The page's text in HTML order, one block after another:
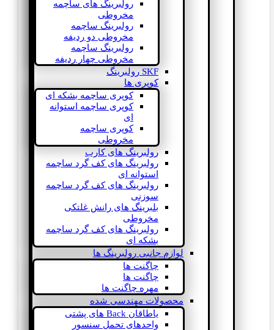
رولبرینگ های ساچمه
مخروطی
رولبرینگ ساچمه
مخروطی دو ردیفه
رولبرینگ ساچمه
مخروطی چهار ردیفه
SKF رولبرینگ
کوپری ها
کوپری ساچمه بشکه ای
کوپری ساچمه استوانه
ای
کوپری ساچمه
مخروطی
رولبرینگ های کارب
رولبرینگ های کف گرد ساچمه
استوانه ای
رولبرینگ های کف گرد ساچمه
سوزنی
بلبرینگ های رانش غلتکی
مخروطی
رولبرینگ های کف گرد ساچمه
بشکه ای
لوازم جانبی رولبرینگ ها
چاگنت ها
چاگنت ها
مهره چاگنت ها
محصولات مهندسی شده
یاطاقان Back های پشتی
واحدهای تحمل سنسور